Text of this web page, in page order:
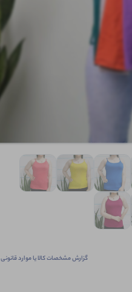
گزارش مشخصات کالا یا موارد قانونی